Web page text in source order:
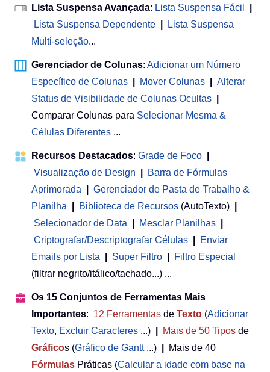
Lista Suspensa Avançada: Lista Suspensa Fácil
Lista Suspensa Dependente
Lista Suspensa
Multi-seleção...
Gerenciador de Colunas: Adicionar um Número
Específico de Colunas
Mover Colunas
Alterar
Status de Visibilidade de Colunas Ocultas
Comparar Colunas para Selecionar Mesma &
Células Diferentes ...
Recursos Destacados: Grade de Foco
Visualização de Design
Barra de Fórmulas
Aprimorada
Gerenciador de Pasta de Trabalho &
Planilha
Biblioteca de Recursos (AutoTexto)
Selecionador de Data
Mesclar Planilhas
Criptografar/Descriptografar Células
Enviar
Emails por Lista
Super Filtro
Filtro Especial
(filtrar negrito/itálico/tachado...) ...
Os 15 Conjuntos de Ferramentas Mais
Importantes: 12 Ferramentas de Texto (Adicionar
Texto, Excluir Caracteres ...) Mais de 50 Tipos de
Gráficos (Gráfico de Gantt...)
Mais de 40
Fórmulas Práticas (Calcular a idade com base na